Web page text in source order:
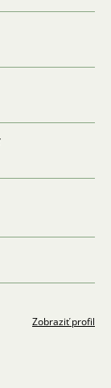
Zobraziť profil